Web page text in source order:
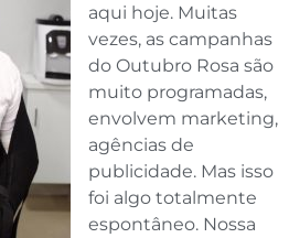
aqui hoje. Muitas
vezes, as campanhas
do Outubro Rosa são
muito programadas,
envolvem marketing,
agências de
publicidade. Mas isso
foi algo totalmente
espontâneo. Nossa